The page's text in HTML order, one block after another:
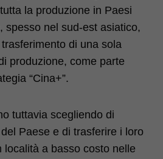
la produzione in Paesi
spesso nel sud-est asiatico,
di una sola
produzione, come parte
“Cina+”.
tuttavia scegliendo di
Paese e di trasferire i loro
località a basso costo nelle